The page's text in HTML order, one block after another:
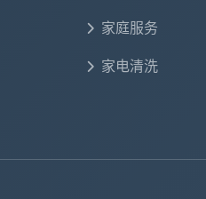
家庭服务
家电清洗